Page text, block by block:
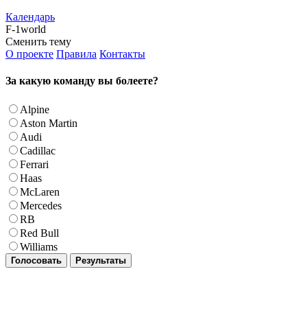
Календарь
F-1world
Сменить тему
О проекте Правила Контакты
За какую команду вы болеете?
Alpine
Aston Martin
Audi
Cadillac
Ferrari
Haas
McLaren
Mercedes
RB
Red Bull
Williams
Голосовать Результаты